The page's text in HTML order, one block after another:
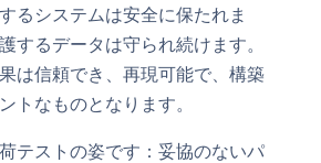
るシステムは安全に保たれま
するデータは守られ続けます。
は信頼でき、再現可能で、構築
トなものとなります。
テストの姿です：妥協のないパ